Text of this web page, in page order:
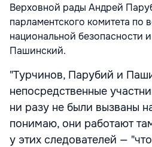
Верховной рады Андрей
парламентского комитета по
национальной безопасности
Пашинский.
"Турчинов, Парубий и
непосредственные
ни разу не были вызваны
понимаю, они работают
у этих следователей —